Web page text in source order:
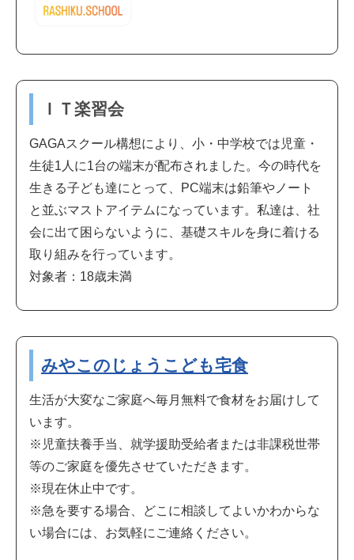
ＩＴ楽習会
GAGAスクール構想により、小・中学校では児童・
生徒1人に1台の端末が配布されました。今の時代を
生きる子ども達にとって、PC端末は鉛筆やノート
と並ぶマストアイテムになっています。私達は、社
会に出て困らないように、基礎スキルを身に着ける
取り組みを行っています。
対象者：18歳未満
みやこのじょうこども宅食
生活が大変なご家庭へ毎月無料で食材をお届けして
います。
※児童扶養手当、就学援助受給者または非課税世帯
等のご家庭を優先させていただきます。
※現在休止中です。
※急を要する場合、どこに相談してよいかわからな
い場合には、お気軽にご連絡ください。